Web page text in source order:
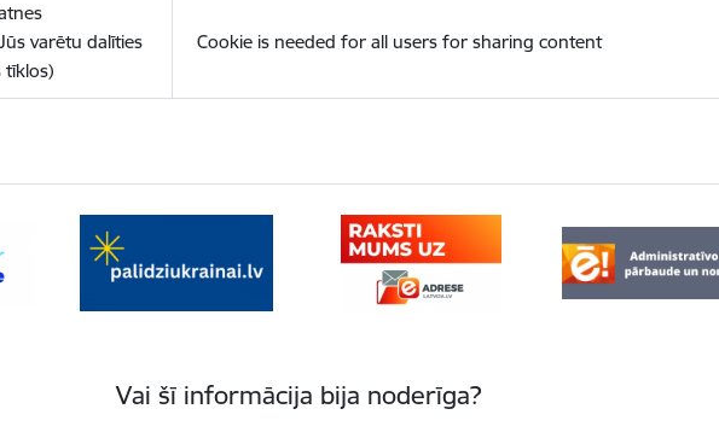
varētu dalīties
tīklos)
Cookie is needed for all users for sharing content
Vai šī informācija bija noderīga?